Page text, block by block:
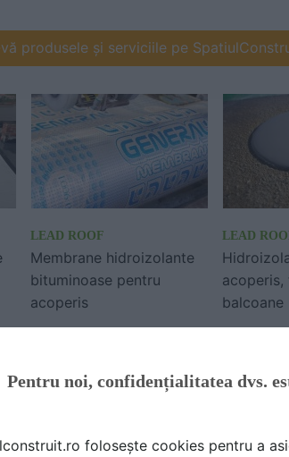
produsele și serviciile pe
LEAD ROOF
Membrane hidroizolante
bituminoase pentru
acoperis
LEAD
acoperis,
balcoane
Pentru noi, confidențialitatea dvs.
folosește cookies pentru a